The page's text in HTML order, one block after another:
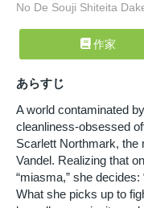
No De Souji Shiteita
作家
あらすじ
A world contaminated
cleanliness-obsessed
Scarlett Northmark, the
Vandel. Realizing that
“miasma,” she decides:
What she picks up to